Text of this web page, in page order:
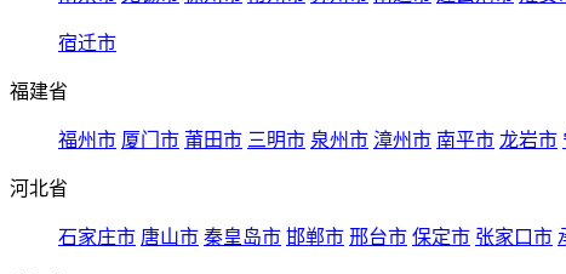
宿迁市
福建省
福州市 厦门市 莆田市 三明市 泉州市 漳州市 南平市 龙岩市
河北省
石家庄市 唐山市 秦皇岛市 邯郸市 邢台市 保定市 张家口市